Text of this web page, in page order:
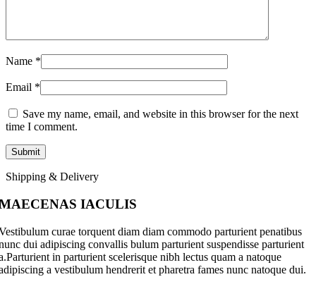
Name *
Email *
Save my name, email, and website in this browser for the next
time I comment.
Shipping & Delivery
IACULIS
curae torquent diam diam commodo parturient penatibus
dui adipiscing convallis bulum parturient suspendisse parturient
in parturient scelerisque nibh lectus quam a natoque
a vestibulum hendrerit et pharetra fames nunc natoque dui.